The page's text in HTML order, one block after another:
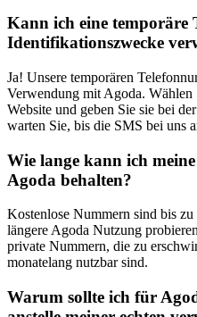
Kann ich eine temporäre
Identifikationszwecke
Ja! Unsere temporären
Verwendung mit Agoda. Wählen
Website und geben Sie sie bei
warten Sie, bis die SMS bei uns
Wie lange kann ich
Agoda behalten?
Kostenlose Nummern sind bis
längere Agoda Nutzung
private Nummern, die zu
monatelang nutzbar sind.
Warum sollte ich für